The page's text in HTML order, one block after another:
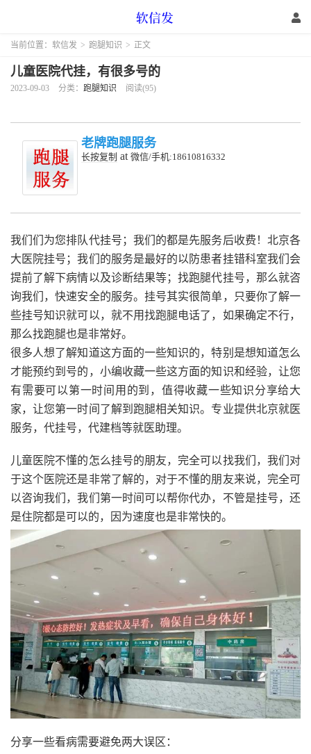
当前位置： 软信发 > 跑腿知识 > 正文
儿童医院代挂，有很多号的
2023-09-03 分类： 跑腿知识 阅读(95)
老牌跑腿服务
长按复制 at 微信/手机:18610816332
我们们为您排队代挂号；我们的都是先服务后收费！北京各
大医院挂号；我们的服务是最好的以防患者挂错科室我们会
提前了解下病情以及诊断结果等；找跑腿代挂号，那么就咨
询我们，快速安全的服务。挂号其实很简单，只要你了解一
些挂号知识就可以，就不用找跑腿电话了，如果确定不行，
那么找跑腿也是非常好。
很多人想了解知道这方面的一些知识的，特别是想知道怎么
才能预约到号的，小编收藏一些这方面的知识和经验，让您
有需要可以第一时间用的到，值得收藏一些知识分享给大
家，让您第一时间了解到跑腿相关知识。专业提供北京就医
服务，代挂号，代建档等就医助理。
儿童医院不懂的怎么挂号的朋友，完全可以找我们，我们对
于这个医院还是非常了解的，对于不懂的朋友来说，完全可
以咨询我们，我们第一时间可以帮你代办，不管是挂号，还
是住院都是可以的，因为速度也是非常快的。
分享一些看病需要避免两大误区：